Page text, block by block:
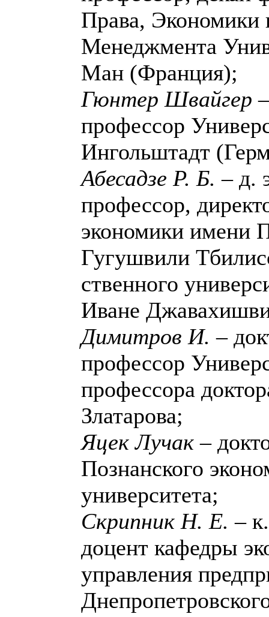
Права, Экономики
Менеджмента
Ман (Франция);
Гюнтер Швайгер
профессор
Ингольштадт
Абесадзе Р. Б. – д.
профессор,
экономики имени
Гугушвили
ственного
Иване
Димитров И.–
профессор
профессора
Златарова;
Яцек Лучак –
Познанского
университета;
Скрипник Н. Е. –
доцент кафедры
управления